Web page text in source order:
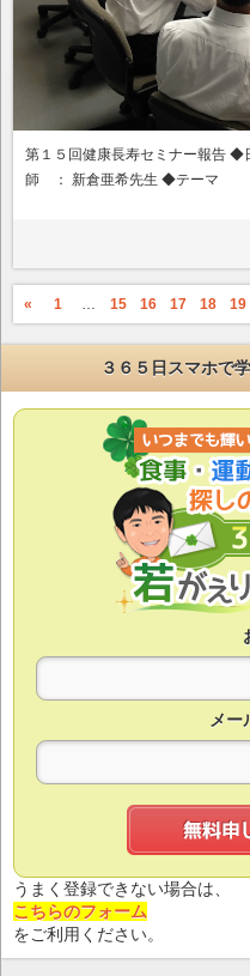
第１５回健康長寿セミナー報告
師 ： 新倉亜希先生 ◆テーマ
« 1 15 16 17 18 19
３６５日スマホで
メー
うまく登録できない場合は、
こちらのフォーム
をご利用ください。